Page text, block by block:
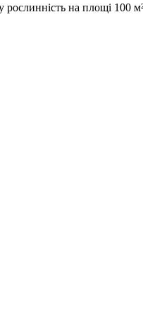
на площі 100